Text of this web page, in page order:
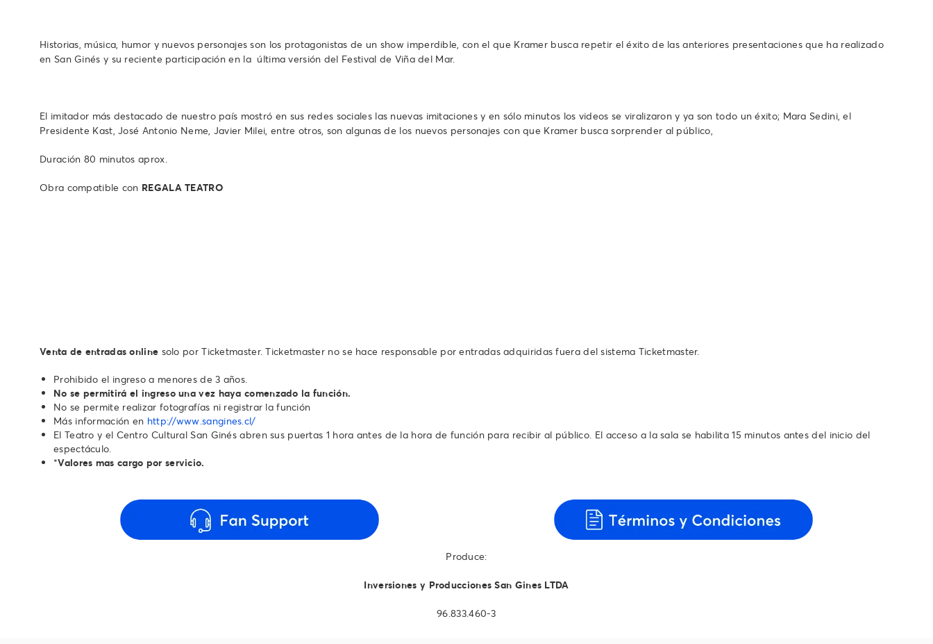
Historias, música, humor y nuevos personajes son los protagonistas de un show imperdible, con el que Kramer busca repetir el éxito de las anteriores presentaciones que ha realizado
en San Ginés y su reciente participación en la última versión del Festival de Viña del Mar.
El imitador más destacado de nuestro país mostró en sus redes sociales las nuevas imitaciones y en sólo minutos los videos se viralizaron y ya son todo un éxito; Mara Sedini, el
Presidente Kast, José Antonio Neme, Javier Milei, entre otros, son algunas de los nuevos personajes con que Kramer busca sorprender al público,
Duración 80 minutos aprox.
Obra compatible con REGALA TEATRO
Venta de entradas online solo por Ticketmaster. Ticketmaster no se hace responsable por entradas adquiridas fuera del sistema Ticketmaster.
Prohibido el ingreso a menores de 3 años.
No se permitirá el ingreso una vez haya comenzado la función.
No se permite realizar fotografías ni registrar la función
Más información en http://www.sangines.cl/
El Teatro y el Centro Cultural San Ginés abren sus puertas 1 hora antes de la hora de función para recibir al público. El acceso a la sala se habilita 15 minutos antes del inicio del
espectáculo.
*Valores mas cargo por servicio.
Produce:
Inversiones y Producciones San Gines LTDA
96.833.460-3